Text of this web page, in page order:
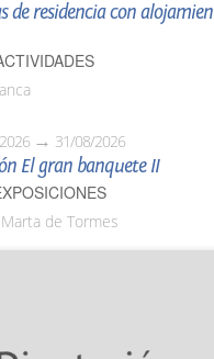
de residencia con
31/08/2026
El gran banquete II
de Tormes